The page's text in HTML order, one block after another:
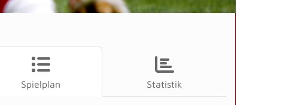
Spielplan Statistik